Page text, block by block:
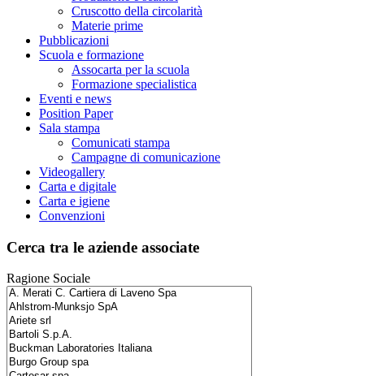
Cruscotto della circolarità
Materie prime
Pubblicazioni
Scuola e formazione
Assocarta per la scuola
Formazione specialistica
Eventi e news
Position Paper
Sala stampa
Comunicati stampa
Campagne di comunicazione
Videogallery
Carta e digitale
Carta e igiene
Convenzioni
Cerca tra le aziende associate
Ragione Sociale